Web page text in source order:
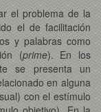
el problema de la
el de facilitación
y palabras como
(prime). En los
se presenta un
en alguna
con el estímulo